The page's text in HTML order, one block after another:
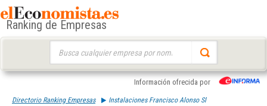
Ranking de Empresas
Información ofrecida por
Directorio Ranking Empresas Instalaciones Francisco Alonso Sl